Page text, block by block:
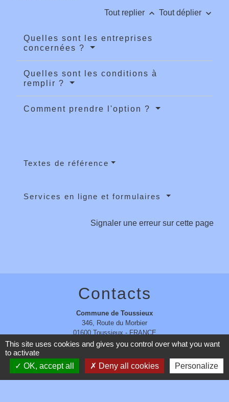
Tout replier keyboard_arrow_up Tout déplier keyboard_arrow_down
Quelles sont les entreprises
concernées ?
Quelles sont les conditions à
remplir ?
Comment prendre l'option ?
Textes de référence
Services en ligne et formulaires
Signaler une erreur sur cette page
Contacts
Commune de Toussieux
346, Route du Morbier
01600 Toussieux - FRANCE
+33 4 74 00 19 03
Contact par formulaire
This site uses cookies and gives you control over what you want
to activate
OK, accept all
Deny all cookies Personalize